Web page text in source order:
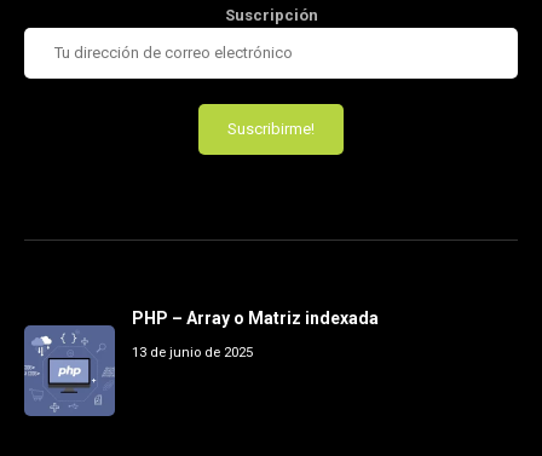
Suscripción
PHP – Array o Matriz indexada
13 de junio de 2025